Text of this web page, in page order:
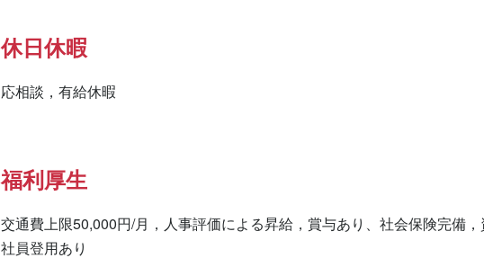
休日休暇
応相談，有給休暇
福利厚生
交通費上限50,000円/月，人事評価による昇給，賞与あり、社会保険完備
社員登用あり